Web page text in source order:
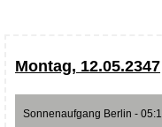
Montag, 12.05.2347
Sonnenaufgang Berlin -